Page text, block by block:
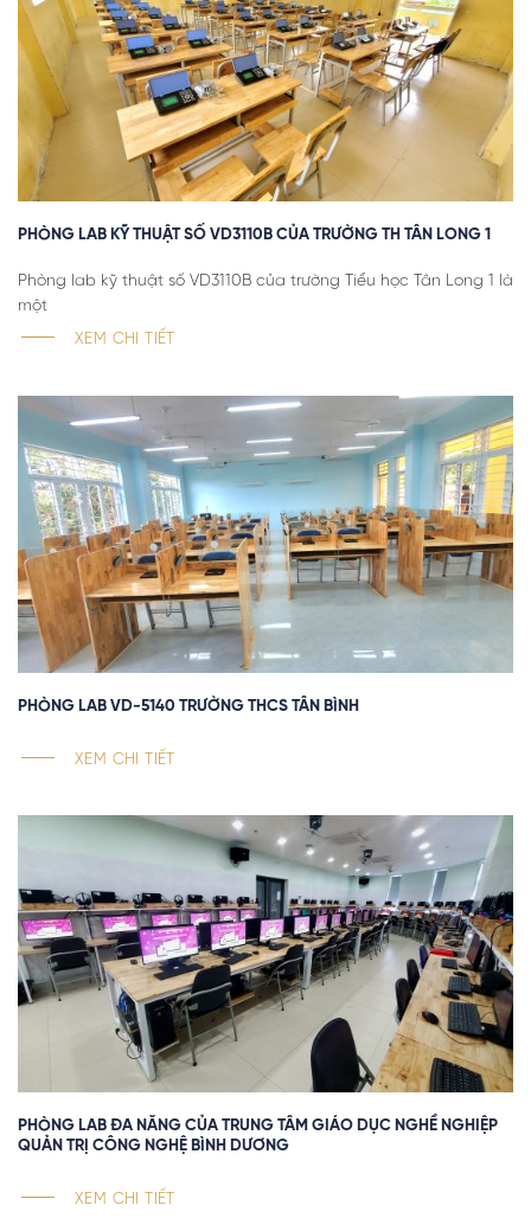
PHÒNG LAB KỸ THUẬT SỐ VD3110B CỦA TRƯỜNG TH TÂN LONG 1
Phòng lab kỹ thuật số VD3110B của trường Tiểu học Tân Long 1 là
một
XEM CHI TIẾT
PHÒNG LAB VD-5140 TRƯỜNG THCS TÂN BÌNH
XEM CHI TIẾT
PHÒNG LAB ĐA NĂNG CỦA TRUNG TÂM GIÁO DỤC NGHỀ NGHIỆP
QUẢN TRỊ CÔNG NGHỆ BÌNH DƯƠNG
XEM CHI TIẾT